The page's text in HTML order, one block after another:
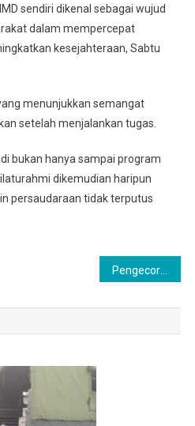
Semarak,
Bersama
Satgas
sendiri dikenal sebagai wujud
dalam mempercepat
kesejahteraan, Sabtu
menunjukkan semangat
setelah menjalankan tugas.
bukan hanya sampai program
dikemudian haripun
persaudaraan tidak terputus